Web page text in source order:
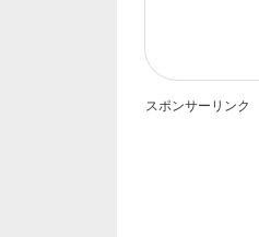
スポンサーリンク